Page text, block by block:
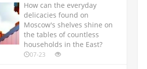
How can the everyday
delicacies found on
Moscow's shelves shine on
the tables of countless
households in the East?
07-23